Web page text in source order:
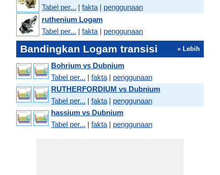
Tabel per... | fakta | penggunaan
ruthenium Logam
Tabel per... | fakta | penggunaan
Bandingkan Logam transisi » Lebih
Bohrium vs Dubnium
Tabel per... | fakta | penggunaan
RUTHERFORDIUM vs Dubnium
Tabel per... | fakta | penggunaan
hassium vs Dubnium
Tabel per... | fakta | penggunaan